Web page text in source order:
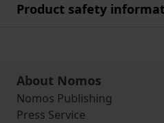
Product safety
About Nomos
Nomos Publishing
Press Service